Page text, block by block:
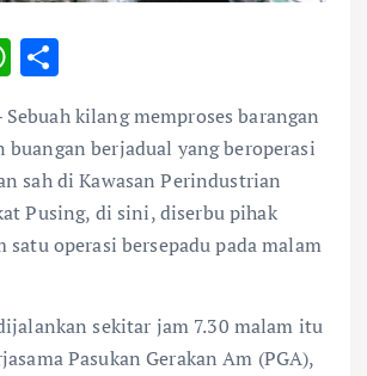
W
h
at
s
A
p
h
ar
e
Sebuah kilang memproses barangan
berjadual yang beroperasi
sah di Kawasan Perindustrian
Pusing, di sini, diserbu pihak
satu operasi bersepadu pada malam
sekitar jam 7.30 malam itu
Pasukan Gerakan Am (PGA),